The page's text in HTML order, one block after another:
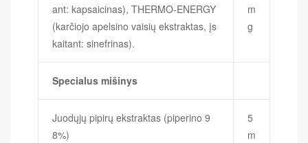
ant: kapsaicinas), THERMO-ENERGY
(karčiojo apelsino vaisių ekstraktas, įs
kaitant: sinefrinas).
m
g
Specialus mišinys
Juodųjų pipirų ekstraktas (piperino 9
8%)
5
m